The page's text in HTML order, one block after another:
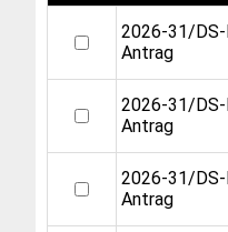
2026-31/
Antrag
2026-31/
Antrag
2026-31/
Antrag